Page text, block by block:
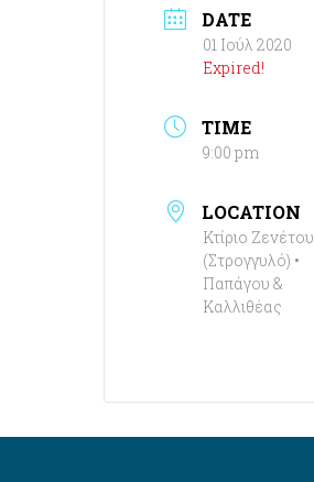
DATE
01 Ιούλ 2020
Expired!
TIME
9:00 pm
LOCATION
Κτίριο Ζενέτου
(Στρογγυλό) •
Παπάγου &
Καλλιθέας